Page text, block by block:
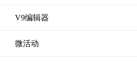
V9编辑器
微活动